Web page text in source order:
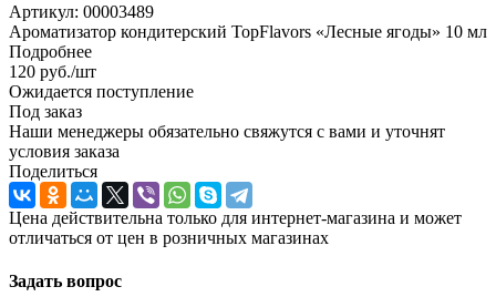
Артикул: 00003489
Ароматизатор кондитерский TopFlavors «Лесные ягоды» 10 мл
Подробнее
120 руб./шт
Ожидается поступление
Под заказ
Наши менеджеры обязательно свяжутся с вами и уточнят
условия заказа
Поделиться
Цена действительна только для интернет-магазина и может
отличаться от цен в розничных магазинах
Задать вопрос